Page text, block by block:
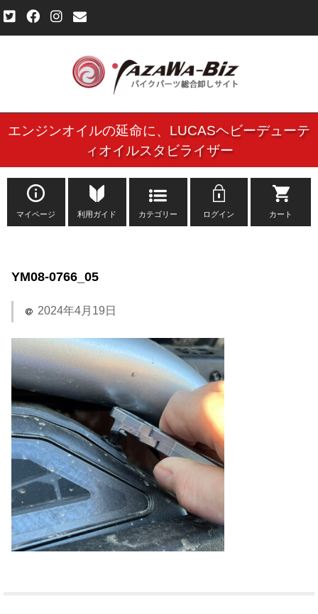
ご利用規約
個人情報保護方針
よくある質問
お問い合わせ
エンジンオイルの延命に、 LUCASヘビーデューテ
ィオイルスタビライザー
マイページ 利用ガイド カテゴリー ログイン カート
YM08-0766_05
2024年4月19日